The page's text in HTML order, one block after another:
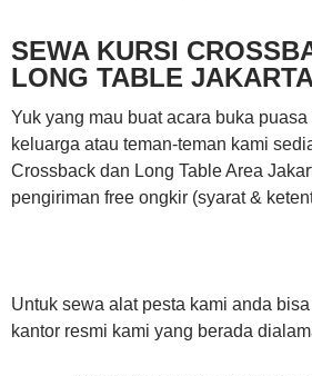
SEWA KURSI
LONG TABLE
Yuk yang mau buat acara buka
keluarga atau teman-teman kami
Crossback dan Long Table Area
pengiriman free ongkir (syarat &
Untuk sewa alat pesta kami anda
kantor resmi kami yang berada